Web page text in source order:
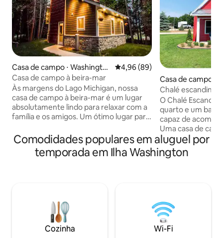
Casa de campo ⋅ Washingto
n
4,96 de uma avaliação média
4,96 (89)
Casa de campo à beira-mar
Às margens do Lago Michigan, nossa
casa de campo à beira-mar é um lugar
absolutamente lindo para relaxar com a
família e os amigos. Um ótimo lugar para
pássaros está aninhado em um ponto
único, em uma baía calma da Ilha de
Washington. Aqui você vai desfrutar de
itens essenciais, jogos, com tudo o que
você precisa para relaxar. Um lugar
maravilhoso para criar memórias em
qualquer estação.
Casa de campo ⋅
Chalé
O Chalé
quarto e um
capaz de
Uma casa de
toque de
oferece um
queen size, dois
andar de cima na
de campo é
autossuficiente e
da comunidade
Comodidades populares em aluguel por
temporada em Ilha Washington
Cozinha Wi-Fi